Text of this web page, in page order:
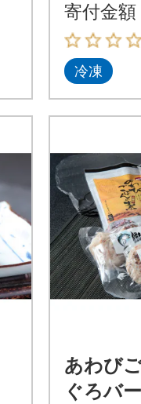
寄付金額
冷凍
あわび
ぐろバ